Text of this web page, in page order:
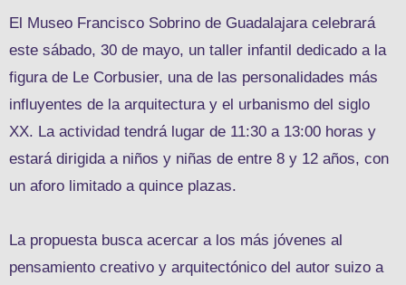
El Museo Francisco Sobrino de Guadalajara celebrará
este sábado, 30 de mayo, un taller infantil dedicado a la
figura de Le Corbusier, una de las personalidades más
influyentes de la arquitectura y el urbanismo del siglo
XX. La actividad tendrá lugar de 11:30 a 13:00 horas y
estará dirigida a niños y niñas de entre 8 y 12 años, con
un aforo limitado a quince plazas.
La propuesta busca acercar a los más jóvenes al
pensamiento creativo y arquitectónico del autor suizo a